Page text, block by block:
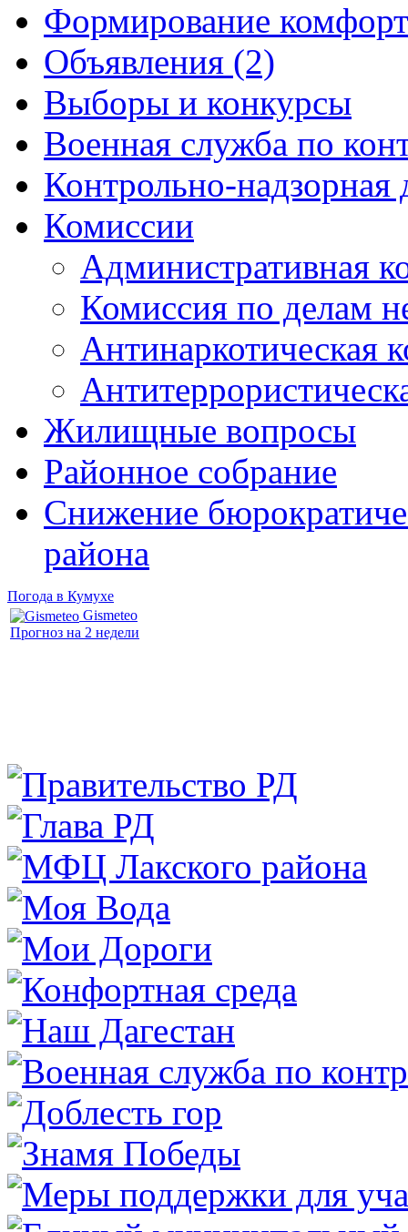
Формирование
Объявления (2)
Выборы и конкурсы
Военная служба по
Контрольно-надзорная
Комиссии
Административная
Комиссия по делам
Антинаркотическая
Жилищные вопросы
Районное собрание
Снижение
района
Погода в Кумухе
Gismeteo
Прогноз на 2 недели